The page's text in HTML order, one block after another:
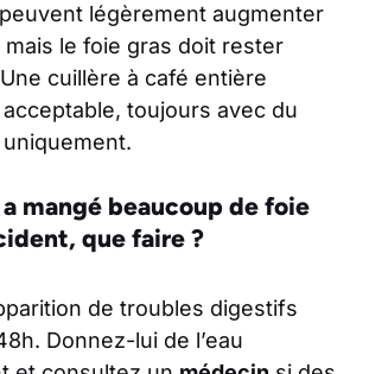
légèrement augmenter
le foie gras doit rester
cuillère à café entière
toujours avec du
mangé beaucoup de foie
que faire ?
de troubles digestifs
Donnez-lui de l’eau